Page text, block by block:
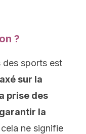
?
des sports est
sur la
prise des
la
ne signifie